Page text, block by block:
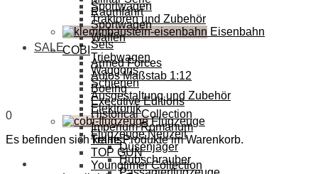
Sportwagen
Traktoren und Zubehör
Eisenbahn
Sets
Triebwagen
Waggons
Schienen
Ausgestaltung und Zubehör
Elektronik
Flugzeuge
Flugzeuge Neuzeit
Düsenjäger
Hubschrauber
Raumfahrt
Sportwagen
Waffen
COBI
Armed Forces
Autos Maßstab 1:12
Boeing
Executive Editions
Historical Collection
Imperium Romanum
Trains
TOP GUN
Youngtimer Collection
SALE
0
Es befinden sich keine Produkte im Warenkorb.